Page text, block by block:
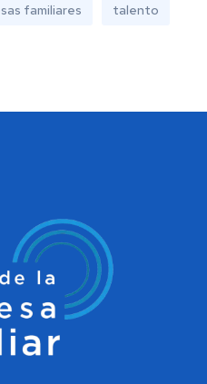
familiares talento